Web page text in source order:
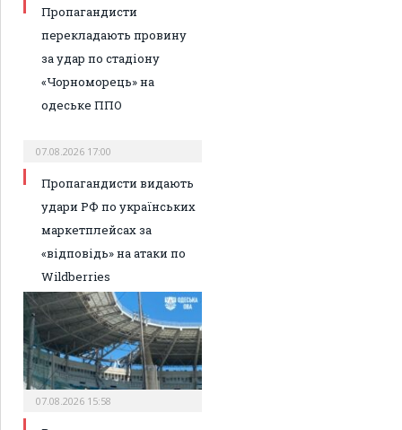
Пропагандисти
перекладають провину
за удар по стадіону
«Чорноморець» на
одеське ППО
07.08.2026 17:00
Пропагандисти видають
удари РФ по українських
маркетплейсах за
«відповідь» на атаки по
Wildberries
07.08.2026 15:58